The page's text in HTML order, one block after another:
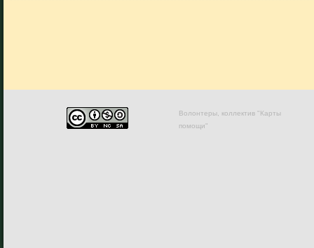
Волонтеры, коллектив "Карты
помощи"